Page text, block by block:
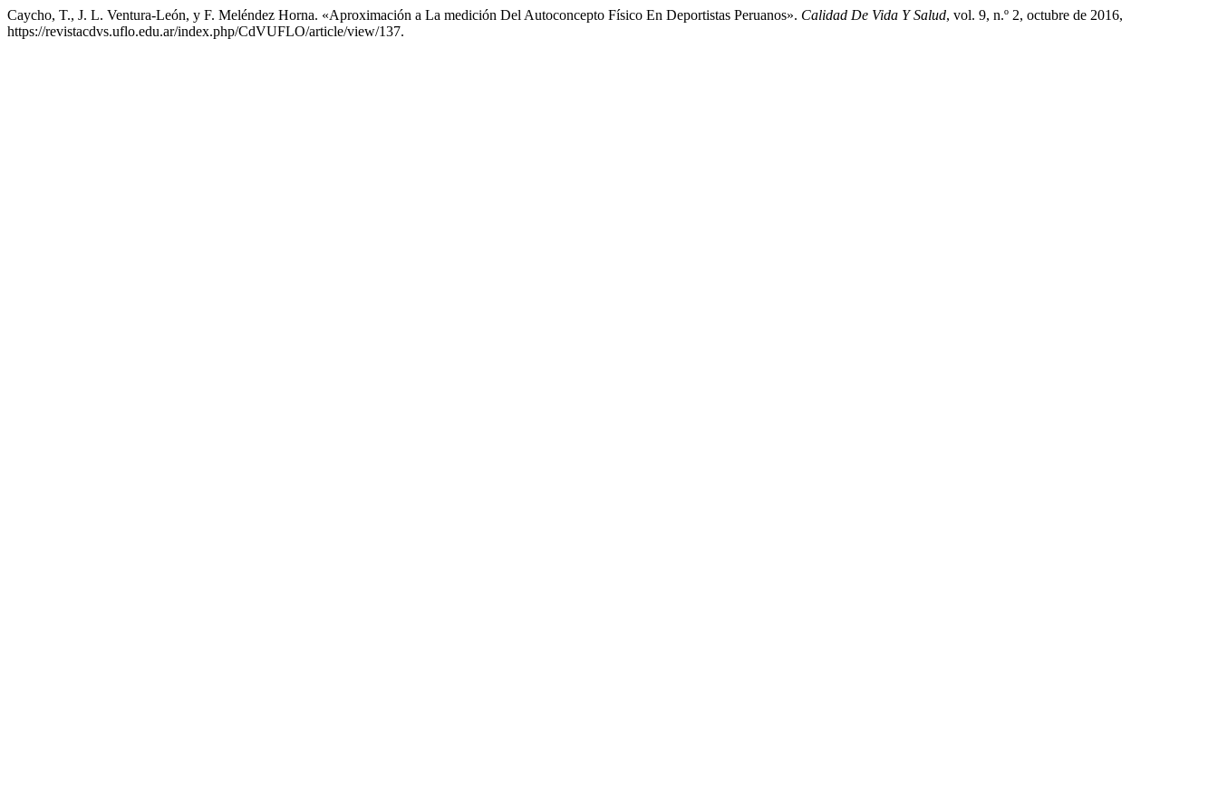
Caycho, T., J. L. Ventura-León, y F. Meléndez Horna. «Aproximación a La medición Del Autoconcepto Físico En Deportistas Peruanos». Calidad De Vida Y Salud, vol. 9, n.º 2, octubre de 2016,
https://revistacdvs.uflo.edu.ar/index.php/CdVUFLO/article/view/137.